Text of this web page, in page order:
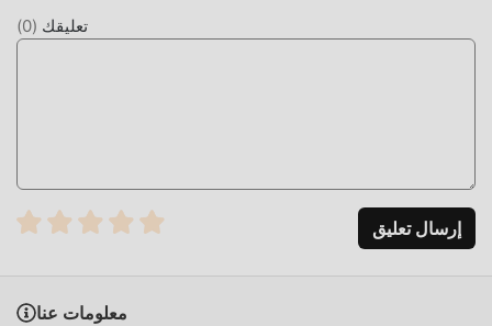
لتلعب ، ماذا تنتظر ، قم بتنزيله الآن!
تعليقك (
0
)
إرسال تعليق
معلومات عنا